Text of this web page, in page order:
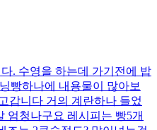
. 수영을 하는데 가기전에 밥
빵하나에 내용물이 많아보
갑니다 거의 계란하나 들었
엄청나구요 레시피는 빵5개